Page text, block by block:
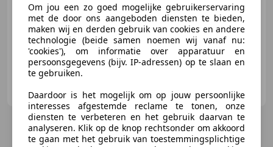
05/1975 98.900 km Benzine 74 kW (101 PK)
Autobedrijf Heining
NL-3871 AL HOEVELAKEN
Om jou een zo goed mogelijke gebruikerservaring
met de door ons aangeboden diensten te bieden,
maken wij en derden gebruik van cookies en andere
technologie (beide samen noemen wij vanaf nu:
'cookies'), om informatie over apparatuur en
persoonsgegevens (bijv. IP-adressen) op te slaan en
te gebruiken.
Daardoor is het mogelijk om op jouw persoonlijke
interesses afgestemde reclame te tonen, onze
diensten te verbeteren en het gebruik daarvan te
analyseren. Klik op de knop rechtsonder om akkoord
te gaan met het gebruik van toestemmingsplichtige